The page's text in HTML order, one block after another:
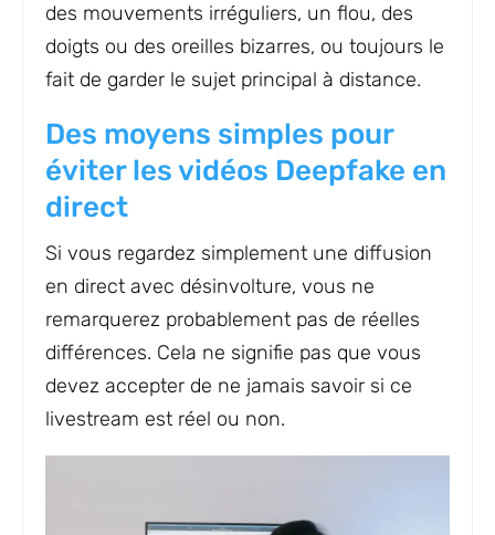
des mouvements irréguliers, un flou, des
doigts ou des oreilles bizarres, ou toujours le
fait de garder le sujet principal à distance.
Des moyens simples pour
éviter les vidéos Deepfake en
direct
Si vous regardez simplement une diffusion
en direct avec désinvolture, vous ne
remarquerez probablement pas de réelles
différences. Cela ne signifie pas que vous
devez accepter de ne jamais savoir si ce
livestream est réel ou non.